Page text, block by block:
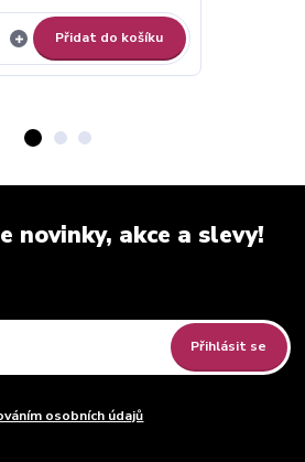
Přidat do košíku
novinky, akce a slevy!
Přihlásit se
osobních údajů